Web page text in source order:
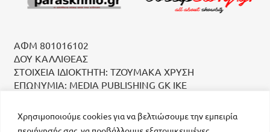
Χρησιμοποιούμε cookies για να βελτιώσουμε την εμπειρία
ΑΦΜ 801016102
ΔΟΥ ΚΑΛΛΙΘΕΑΣ
ΣΤΟΙΧΕΙΑ ΙΔΙΟΚΤΗΤΗ: ΤΖΟΥΜΑΚΑ ΧΡΥΣΗ
ΕΠΩΝΥΜΙΑ: MEDIA PUBLISHING GK IKE